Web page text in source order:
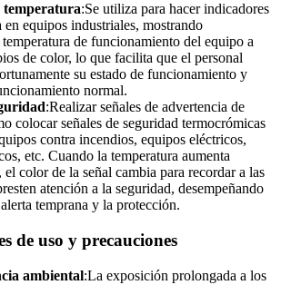
temperatura:Se utiliza para hacer indicadores
en equipos industriales, mostrando
de funcionamiento del equipo a
de color, lo que facilita que el personal
su estado de funcionamiento y
normal.
:Realizar señales de advertencia de
colocar señales de seguridad termocrómicas
contra incendios, equipos eléctricos,
etc. Cuando la temperatura aumenta
el color de la señal cambia para recordar a las
atención a la seguridad, desempeñando
temprana y la protección.
de uso y precauciones
ambiental:La exposición prolongada a los